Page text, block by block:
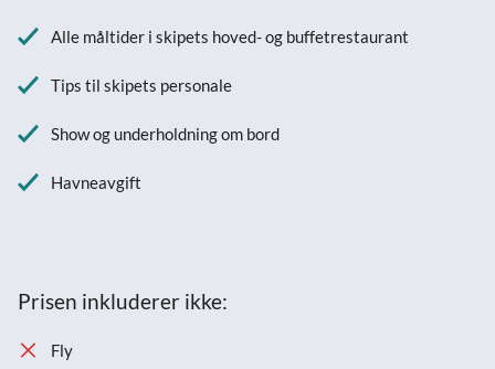
Alle måltider i skipets hoved- og buffetrestaurant
Tips til skipets personale
Show og underholdning om bord
Havneavgift
Prisen inkluderer ikke:
Fly